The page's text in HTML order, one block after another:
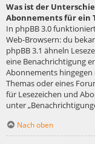
Was ist der
Abonnements für ein
In phpBB 3.0
Web-Browsern: du
phpBB 3.1 ähneln
eine Benachrichtigung
Abonnements
Themas oder eines
für Lesezeichen und
unter
Nach oben